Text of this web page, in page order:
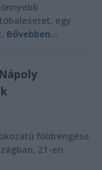
egy
Bővebben...
földrengése
21-en